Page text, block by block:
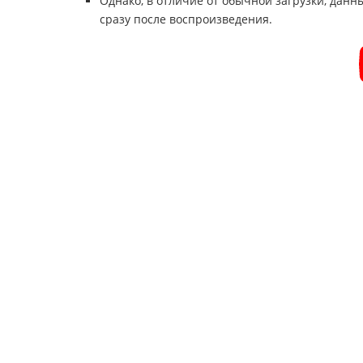
сразу после воспроизведения.